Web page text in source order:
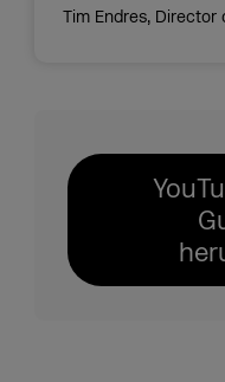
Tim Endres, Director